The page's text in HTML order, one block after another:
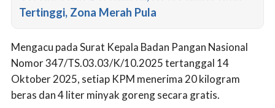
Tertinggi, Zona Merah Pula
Mengacu pada Surat Kepala Badan Pangan Nasional
Nomor 347/TS.03.03/K/10.2025 tertanggal 14
Oktober 2025, setiap KPM menerima 20 kilogram
beras dan 4 liter minyak goreng secara gratis.